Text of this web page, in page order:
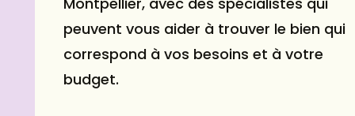
peuvent vous aider à trouver le bien qui
correspond à vos besoins et à votre
budget.